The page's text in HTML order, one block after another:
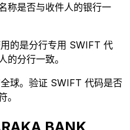
称是否与收件人的银行一
的是分行专用 SWIFT 代
的分行一致。
球。验证 SWIFT 代码是否
。